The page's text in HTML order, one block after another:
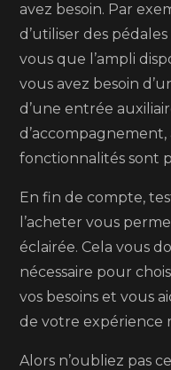
avez besoin. Par
d’utiliser des
vous que l’ampli
vous avez besoin
d’une entrée
fonctionnalités sont
En fin de compte,
l’acheter vous
éclairée. Cela vous
nécessaire pour
vos besoins et vous
de votre expérience
Alors n’oubliez pas